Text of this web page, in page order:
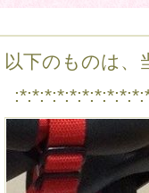
以下のものは、